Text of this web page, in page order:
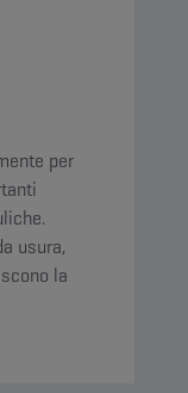
per
usura,
la